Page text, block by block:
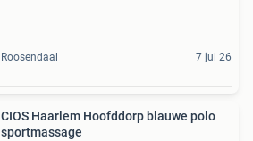
Roosendaal 7 jul 26
CIOS Haarlem Hoofddorp blauwe polo
sportmassage